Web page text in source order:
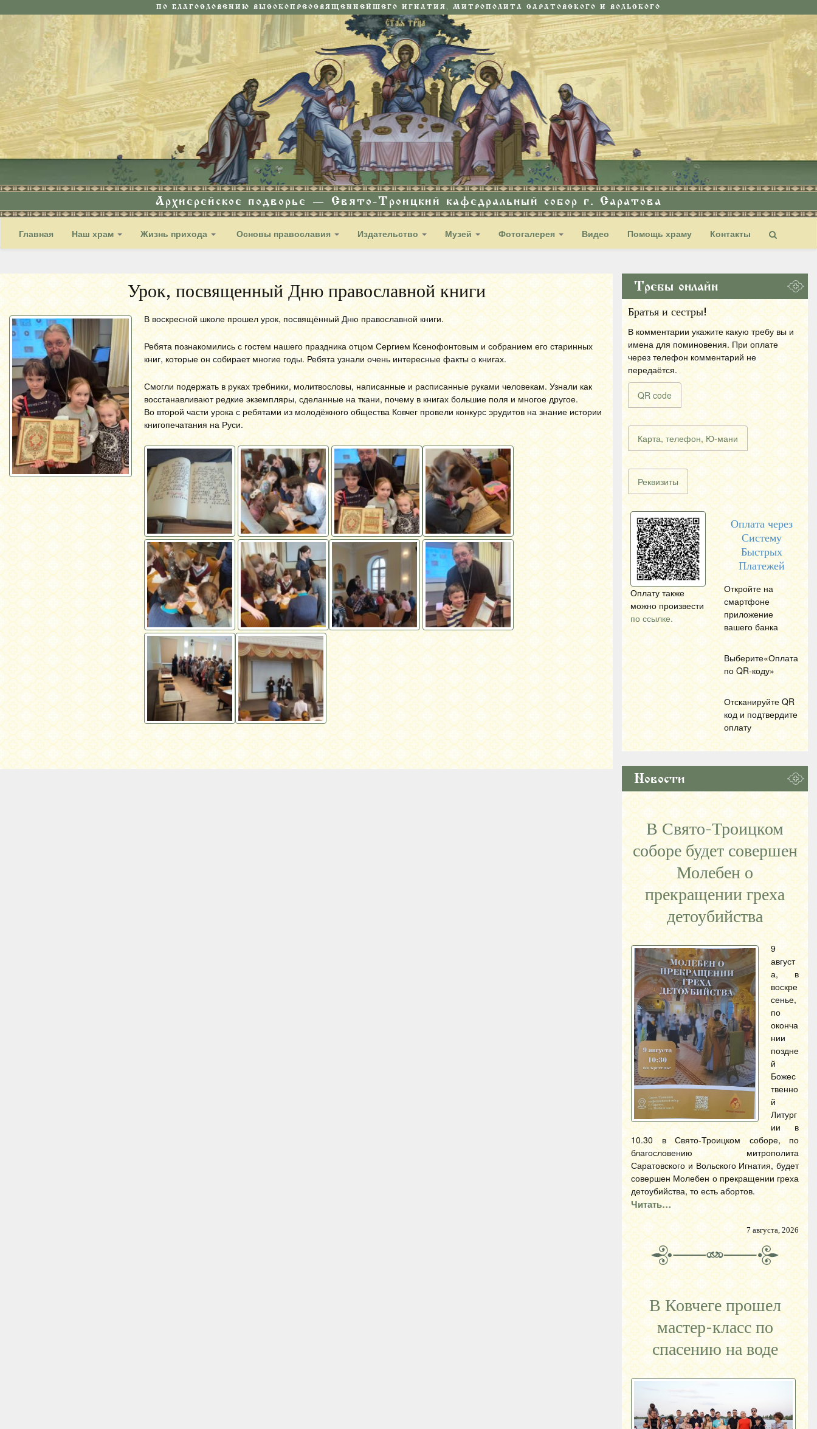
ПО БЛАГОСЛОВЕНИЮ ВЫСОКОПРЕОСВЯЩЕННЕЙШЕГО ИГНАТИЯ, МИТРОПОЛИТА САРАТОВСКОГО И ВОЛЬСКОГО
Архиерейское подворье — Свято-Троицкий кафедральный собор г. Саратова
Главная Наш храм Жизнь прихода Основы православия Издательство Музей Фотогалерея Видео Помощь храму Контакты
Урок, посвященный Дню православной книги
В воскресной школе прошел урок, посвящённый Дню православной книги.
Ребята познакомились с гостем нашего праздника отцом Сергием Ксенофонтовым и собранием его старинных
книг, которые он собирает многие годы. Ребята узнали очень интересные факты о книгах.
Смогли подержать в руках требники, молитвословы, написанные и расписанные руками человекам. Узнали как
восстанавливают редкие экземпляры, сделанные на ткани, почему в книгах большие поля и многое другое.
Во второй части урока с ребятами из молодёжного общества Ковчег провели конкурс эрудитов на знание истории
книгопечатания на Руси.
Требы онлайн
Братья и сестры!
В комментарии укажите какую требу вы и
имена для поминовения. При оплате
через телефон комментарий не
передаётся.
QR code
Карта, телефон, Ю-мани
Реквизиты
Оплату также
можно произвести
по ссылке.
Оплата через
Систему
Быстрых
Платежей
Откройте на
смартфоне
приложение
вашего банка
Выберите«Оплата
по QR-коду»
Отсканируйте QR
код и подтвердите
оплату
Новости
В Свято-Троицком
соборе будет совершен
Молебен о
прекращении греха
детоубийства
9
август
а, в
воскре
сенье,
по
оконча
нии
поздне
й
Божес
твенно
й
Литург
ии в
10.30 в Свято-Троицком соборе, по
благословению митрополита
Саратовского и Вольского Игнатия, будет
совершен Молебен о прекращении греха
детоубийства, то есть абортов.
Читать…
7 августа, 2026
В Ковчеге прошел
мастер-класс по
спасению на воде